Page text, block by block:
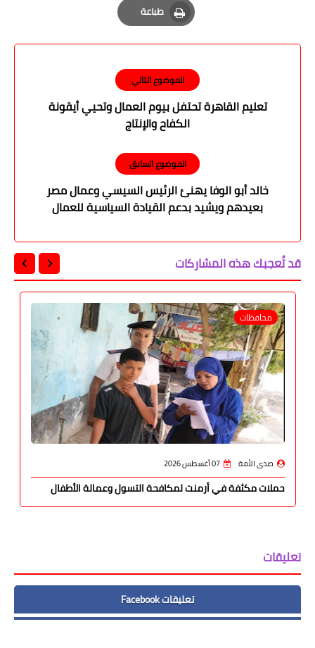
طباعة
Print
الموضوع التالي
تعليم القاهرة تحتفل بيوم العمال وتحيي أيقونة
الكفاح والإنتاج
الموضوع السابق
خالد أبو الوفا يهنئ الرئيس السيسي وعمال مصر
بعيدهم ويشيد بدعم القيادة السياسية للعمال
قد تُعجبك هذه المشاركات
محافظات
صدى الأمة 07 أغسطس 2026
حملات مكثفة في أرمنت لمكافحة التسول وعمالة الأطفال
تعليقات
تعليقات Facebook